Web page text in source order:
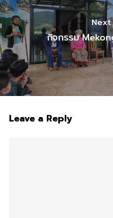
Next
กิจกรรม
Leave a Reply